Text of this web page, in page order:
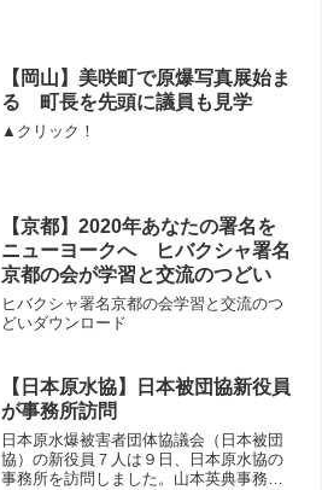
【岡山】美咲町で原爆写真展始ま
る 町長を先頭に議員も見学
▲クリック！
【京都】2020年あなたの署名を
ニューヨークへ ヒバクシャ署名
京都の会が学習と交流のつどい
ヒバクシャ署名京都の会学習と交流のつ
どいダウンロード
【日本原水協】日本被団協新役員
が事務所訪問
日本原水爆被害者団体協議会（日本被団
協）の新役員７人は９日、日本原水協の
事務所を訪問しました。山本英典事務局